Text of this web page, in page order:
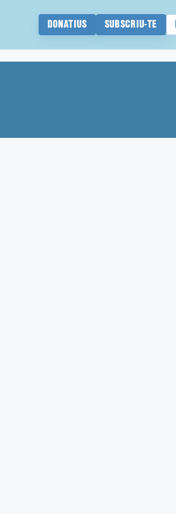
DONATIUS SUBSCRIU-TE